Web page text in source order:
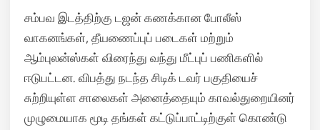
சம்பவ இடத்திற்கு டஜன் கணக்கான போலீஸ்
வாகனங்கள், தீயணைப்புப் படைகள் மற்றும்
ஆம்புலன்ஸ்கள் விரைந்து வந்து மீட்புப் பணிகளில்
ஈடுபட்டன. விபத்து நடந்த சிடிக் டவர் பகுதியைச்
சுற்றியுள்ள சாலைகள் அனைத்தையும் காவல்துறையினர்
முழுமையாக மூடி தங்கள் கட்டுப்பாட்டிற்குள் கொண்டு